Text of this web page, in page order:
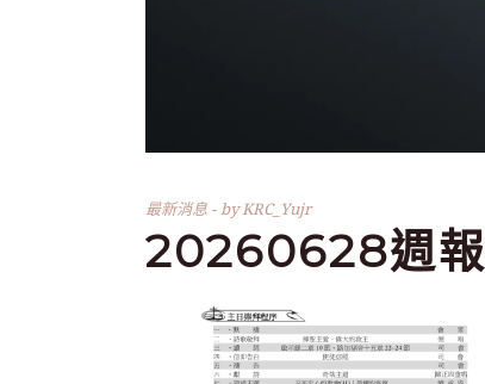
最新消息 byKRC_Yujr
20260628週報